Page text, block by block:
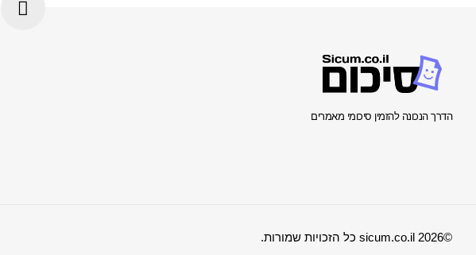
הדרך הנכונה להזמין סיכומי מאמרים
©2026 sicum.co.il כל הזכויות שמורות.